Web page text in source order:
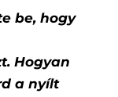
be, hogy
Hogyan
a nyílt